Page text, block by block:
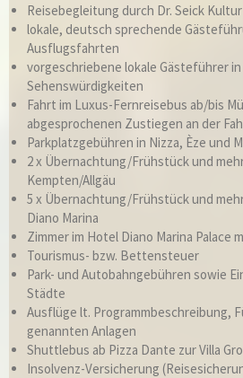
Reisebegleitung durch Dr. Seick
lokale, deutsch sprechende
Ausflugsfahrten
vorgeschriebene lokale Gästeführer in
Sehenswürdigkeiten
Fahrt im Luxus-Fernreisebus ab/bis
abgesprochenen Zustiegen an der
Parkplatzgebühren in Nizza, Èze und
2 x Übernachtung/Frühstück und
Kempten/Allgäu
5 x Übernachtung/Frühstück und
Diano Marina
Zimmer im Hotel Diano Marina Palace
Tourismus- bzw. Bettensteuer
Park- und Autobahngebühren sowie
Städte
Ausflüge lt. Programmbeschreibung,
genannten Anlagen
Shuttlebus ab Pizza Dante zur Villa
Insolvenz-Versicherung